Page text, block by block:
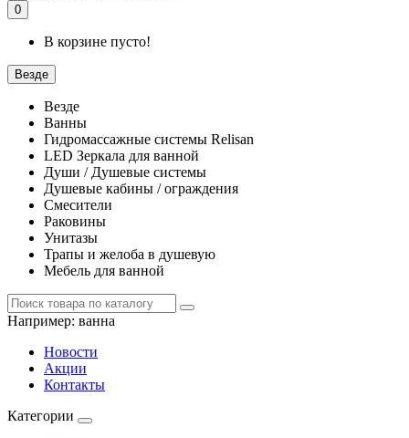
0
В корзине пусто!
Везде
Везде
Ванны
Гидромассажные системы Relisan
LED Зеркала для ванной
Души / Душевые системы
Душевые кабины / ограждения
Смесители
Раковины
Унитазы
Трапы и желоба в душевую
Мебель для ванной
Например: ванна
Новости
Акции
Контакты
Категории